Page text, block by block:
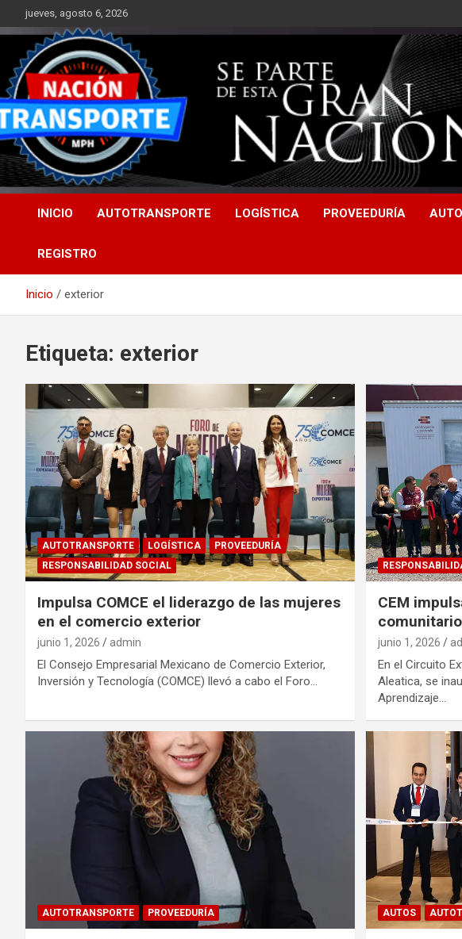
Saltar
al
contenido
jueves, agosto 6, 2026
INICIO AUTOTRANSPORTE LOGÍSTICA PROVEEDURÍA
REGISTRO
Inicio exterior
Etiqueta: exterior
AUTOTRANSPORTE LOGÍSTICA
PROVEEDURÍA
RESPONSABILIDAD SOCIAL
Impulsa COMCE el liderazgo de las mujeres
en el comercio exterior
junio 1, 2026 admin
El Consejo Empresarial Mexicano de Comercio Exterior,
Inversión y Tecnología (COMCE) llevó a cabo el Foro…
CEM
junio 1, 2026
En el Circuito
Aleatica, se
Aprendizaje…
AUTOTRANSPORTE PROVEEDURÍA AUTOS